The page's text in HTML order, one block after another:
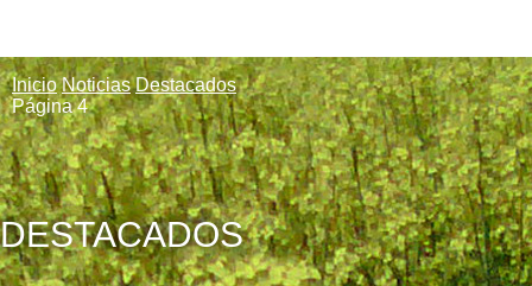
Inicio Noticias Destacados
Página 4
DESTACADOS